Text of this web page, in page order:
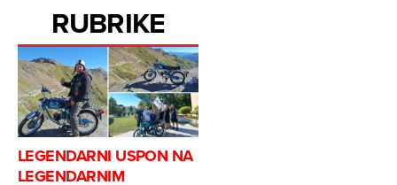
RUBRIKE
LEGENDARNI USPON NA
LEGENDARNIM